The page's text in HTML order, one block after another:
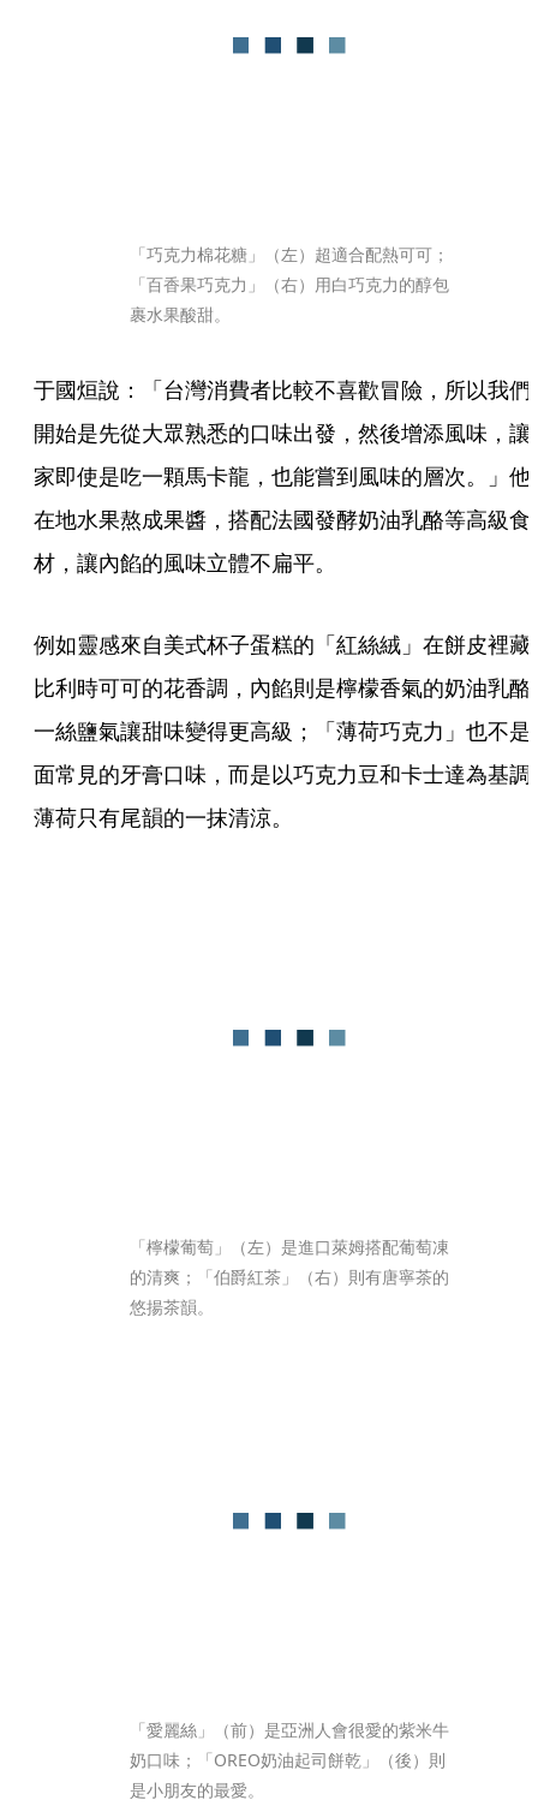
「巧克力棉花糖」（左）超適合配熱可可；
「百香果巧克力」（右）用白巧克力的醇包
裹水果酸甜。
于國烜說：「台灣消費者比較不喜歡冒險，所以我們
開始是先從大眾熟悉的口味出發，然後增添風味，讓
家即使是吃一顆馬卡龍，也能嘗到風味的層次。」他
在地水果熬成果醬，搭配法國發酵奶油乳酪等高級食
材，讓內餡的風味立體不扁平。
例如靈感來自美式杯子蛋糕的「紅絲絨」在餅皮裡藏
比利時可可的花香調，內餡則是檸檬香氣的奶油乳酪
一絲鹽氣讓甜味變得更高級；「薄荷巧克力」也不是
面常見的牙膏口味，而是以巧克力豆和卡士達為基調
薄荷只有尾韻的一抹清涼。
「檸檬葡萄」（左）是進口萊姆搭配葡萄凍
的清爽；「伯爵紅茶」（右）則有唐寧茶的
悠揚茶韻。
「愛麗絲」（前）是亞洲人會很愛的紫米牛
奶口味；「OREO奶油起司餅乾」（後）則
是小朋友的最愛。